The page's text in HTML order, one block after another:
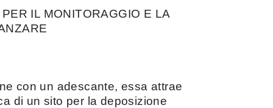
IL MONITORAGGIO E LA
con un adescante, essa attrae
di un sito per la deposizione